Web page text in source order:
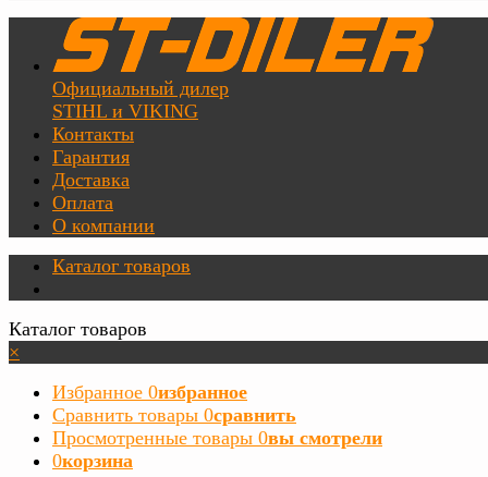
Официальный дилер
STIHL и VIKING
Контакты
Гарантия
Доставка
Оплата
О компании
Каталог товаров
Каталог товаров
×
Избранное 0избранное
Сравнить товары 0сравнить
Просмотренные товары 0вы смотрели
0корзина